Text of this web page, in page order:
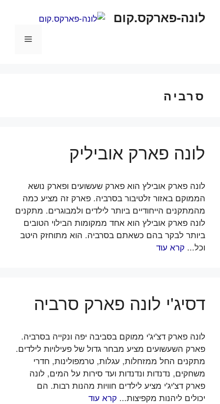
לתוכןלונה-פארקס.קום
תפריט
סרביה
לונה פארק אוביליק
לונה פארק אובילץ הוא פארק שעשועים ופארק נושא
הממוקם באזור זלטיבור בסרביה. פארק זה מציע כמה
מהמתקנים הייחודיים ביותר לילדים ולמבוגרים. מתקנים
לונה פארק אובילץ הוא אחד ממקומות הבילוי הטובים
ביותר לבקר בהם כשאתם בסרביה. הוא מתוחזק היטב
וכל... קרא עוד
דסיג'י לונה פארק סרביה
לונה פארק דצ'יג'י ממוקם בסביבה יפה ונקייה בסרביה.
פארק השעשועים מציע מבחר גדול של פעילויות לילדים.
מתקנים החל ממזחלות, עגלות, טרמפולינות, חדרי
משחקים, נדנדות ונדנדות ועד סירות על המים, לונה
פארק דצ'יג'י מציע לילדים חוויות מהנות רבות. הם
יכולים ליהנות מקפיצות... קרא עוד